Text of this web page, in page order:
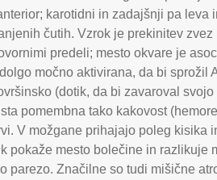
karotidni in zadajšnji pa leva
čutih. Vzrok je prekinitev zvez
predeli; mesto okvare je
močno aktivirana,da bi sprožil
(dotik,da bi zavaroval
pomembna tako kakovost
V možgane prihajajo poleg kisika
pokaže mesto bolečine in razlikuje
parezo. Značilne so tudi mišične